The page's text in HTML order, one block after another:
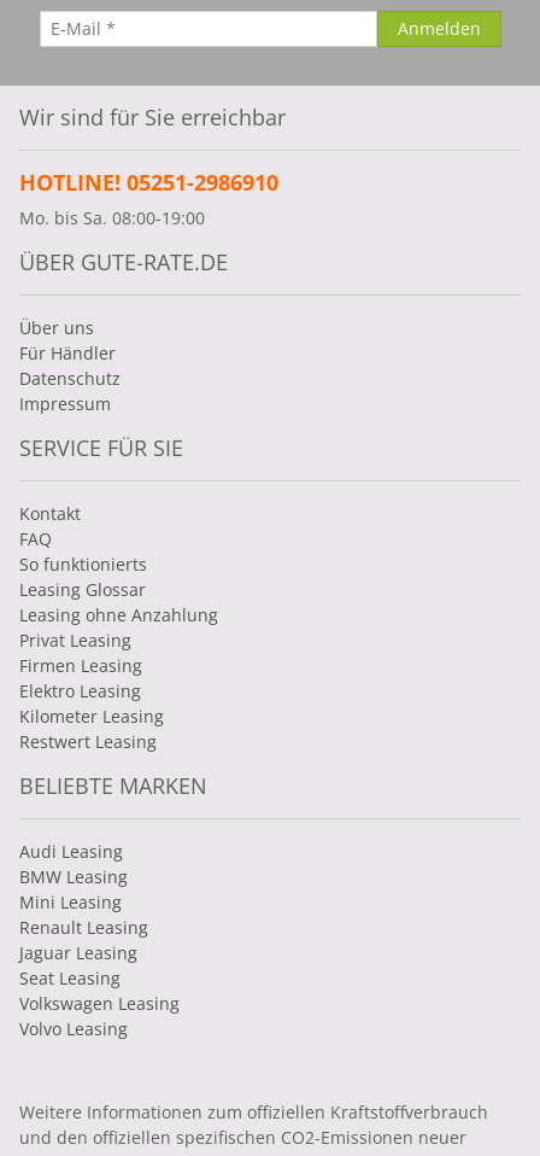
Wir sind für Sie erreichbar
HOTLINE! 05251-2986910
Mo. bis Sa. 08:00-19:00
ÜBER GUTE-RATE.DE
Über uns
Für Händler
Datenschutz
Impressum
SERVICE FÜR SIE
Kontakt
FAQ
So funktionierts
Leasing Glossar
Leasing ohne Anzahlung
Privat Leasing
Firmen Leasing
Elektro Leasing
Kilometer Leasing
Restwert Leasing
BELIEBTE MARKEN
Audi Leasing
BMW Leasing
Mini Leasing
Renault Leasing
Jaguar Leasing
Seat Leasing
Volkswagen Leasing
Volvo Leasing
Weitere Informationen zum offiziellen Kraftstoffverbrauch
und den offiziellen spezifischen CO2-Emissionen neuer